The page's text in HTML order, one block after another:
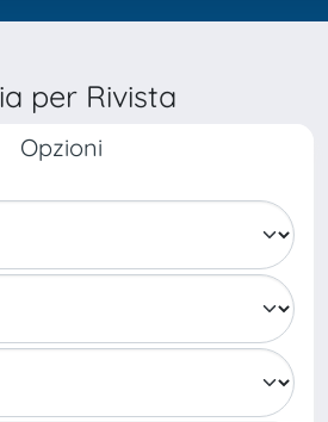
per Rivista
Opzioni